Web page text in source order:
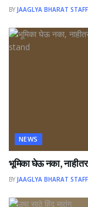
BY JAAGLYA BHARAT STAFF
NEWS
भूमिका घेऊ नका,
BY JAAGLYA BHARAT STAFF